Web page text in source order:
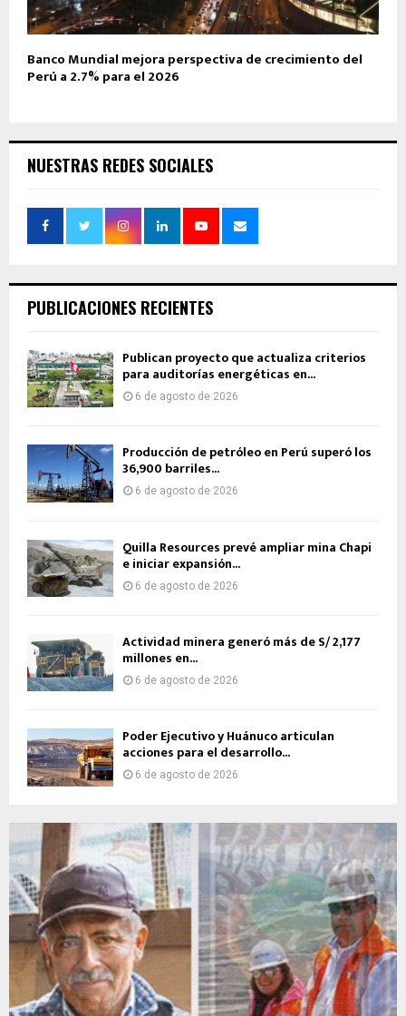
Banco Mundial mejora perspectiva de crecimiento del
Perú a 2.7% para el 2026
NUESTRAS REDES SOCIALES
PUBLICACIONES RECIENTES
Publican proyecto que actualiza criterios
para auditorías energéticas en...
6 de agosto de 2026
Producción de petróleo en Perú superó los
36,900 barriles...
6 de agosto de 2026
Quilla Resources prevé ampliar mina Chapi
e iniciar expansión...
6 de agosto de 2026
Actividad minera generó más de S/ 2,177
millones en...
6 de agosto de 2026
Poder Ejecutivo y Huánuco articulan
acciones para el desarrollo...
6 de agosto de 2026